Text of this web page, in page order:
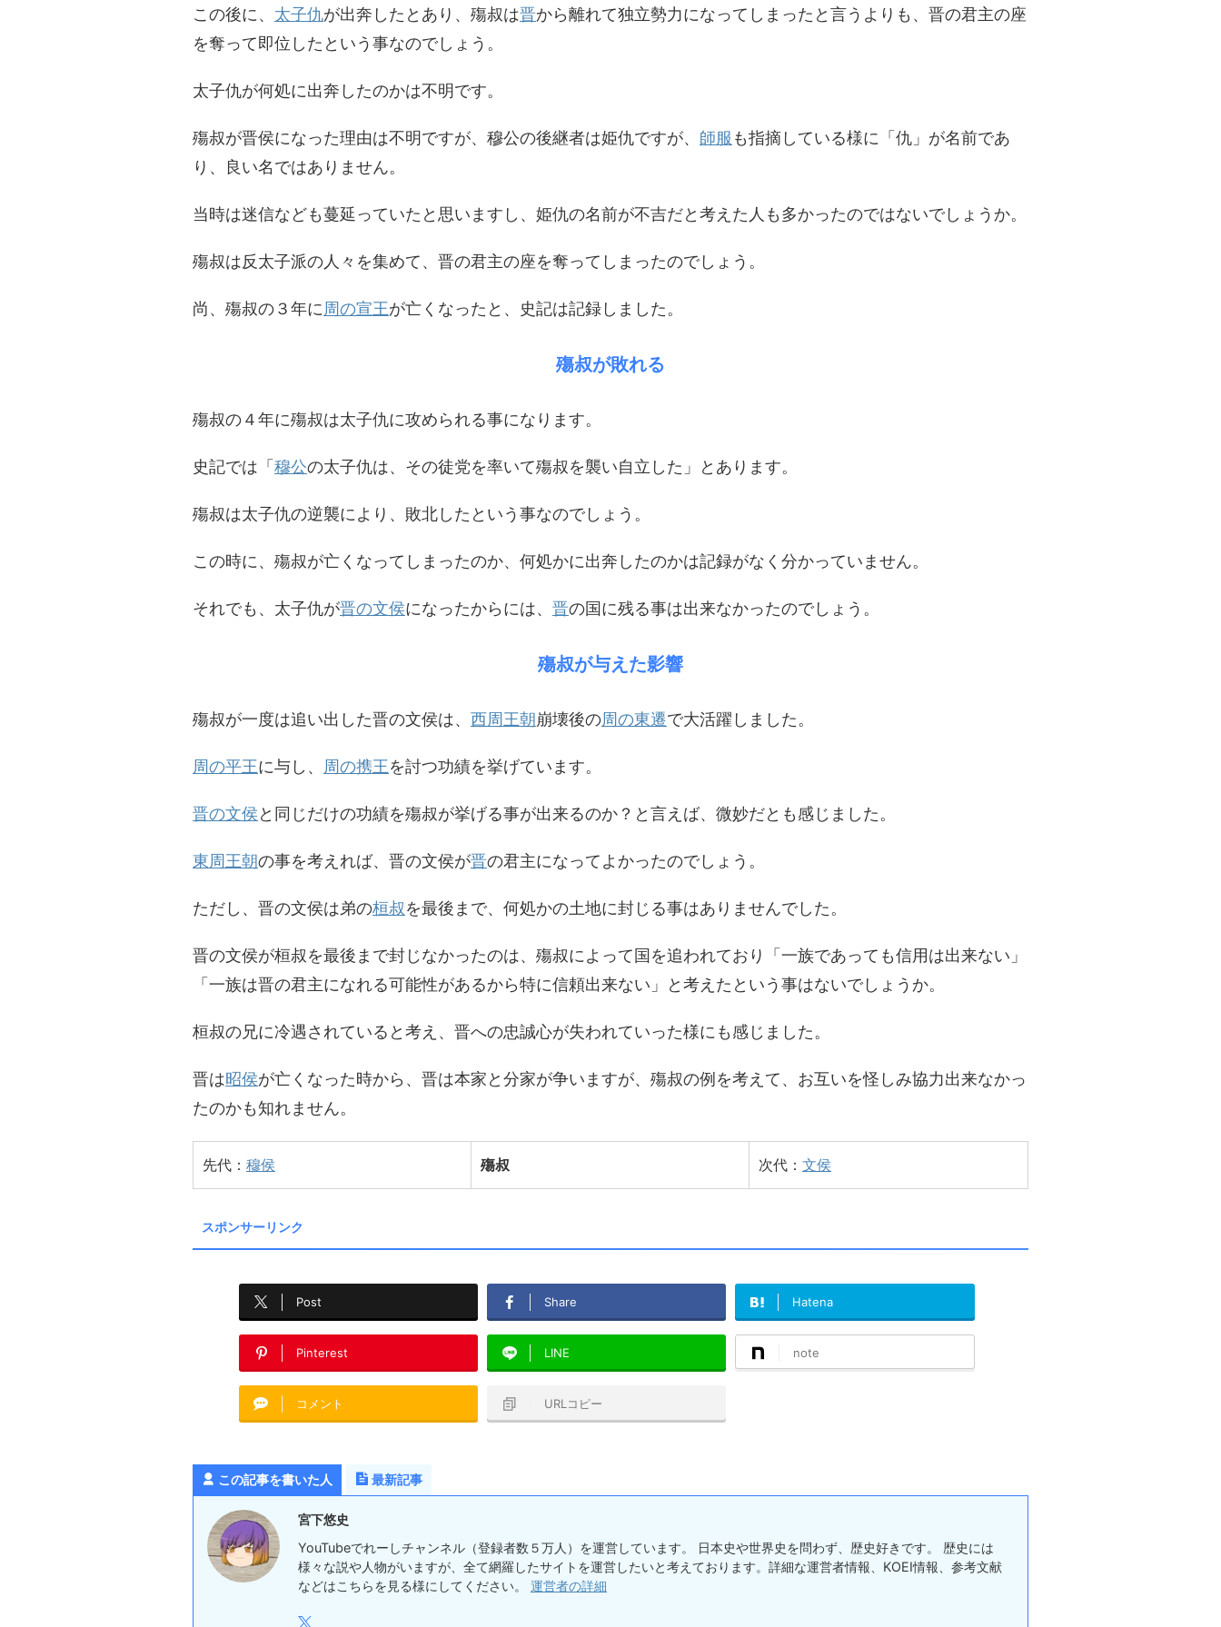
この後に、 太子仇が出奔したとあり、殤叔は晋から離れて独立勢力になってしまったと言うよりも、晋の君主の座
を奪って即位したという事なのでしょう。
太子仇が何処に出奔したのかは不明です。
殤叔が晋侯になった理由は不明ですが、穆公の後継者は姫仇ですが、 師服 も指摘している様に「仇」が名前であ
り、良い名ではありません。
当時は迷信なども蔓延っていたと思いますし、姫仇の名前が不吉だと考えた人も多かったのではないでしょうか。
殤叔は反太子派の人々を集めて、晋の君主の座を奪ってしまったのでしょう。
尚、殤叔の３年に周の宣王が亡くなったと、史記は記録しました。
殤叔が敗れる
殤叔の４年に殤叔は太子仇に攻められる事になります。
史記では「 穆公の太子仇は、その徒党を率いて殤叔を襲い自立した」とあります。
殤叔は太子仇の逆襲により、敗北したという事なのでしょう。
この時に、殤叔が亡くなってしまったのか、何処かに出奔したのかは記録がなく分かっていません。
それでも、太子仇が晋の文侯になったからには、 晋の国に残る事は出来なかったのでしょう。
殤叔が与えた影響
殤叔が一度は追い出した晋の文侯は、 西周王朝崩壊後の周の東遷で大活躍しました。
周の平王に与し、 周の携王を討つ功績を挙げています。
晋の文侯と同じだけの功績を殤叔が挙げる事が出来るのか？と言えば、微妙だとも感じました。
東周王朝の事を考えれば、晋の文侯が晋の君主になってよかったのでしょう。
ただし、晋の文侯は弟の桓叔を最後まで、何処かの土地に封じる事はありませんでした。
晋の文侯が桓叔を最後まで封じなかったのは、殤叔によって国を追われており「一族であっても信用は出来ない」
「一族は晋の君主になれる可能性があるから特に信頼出来ない」と考えたという事はないでしょうか。
桓叔の兄に冷遇されていると考え、晋への忠誠心が失われていった様にも感じました。
晋は昭侯が亡くなった時から、晋は本家と分家が争いますが、殤叔の例を考えて、お互いを怪しみ協力出来なかっ
たのかも知れません。
先代： 穆侯 殤叔 次代： 文侯
スポンサーリンク
Post Share Hatena
Pinterest LINE note
コメント URLコピー
この記事を書いた人 最新記事
宮下悠史
YouTubeでれーしチャンネル（登録者数５万人）を運営しています。 日本史や世界史を問わず、歴史好きです。 歴史には
様々な説や人物がいますが、全て網羅したサイトを運営したいと考えております。詳細な運営者情報、KOEI情報、参考文献
などはこちらを見る様にしてください。 運営者の詳細